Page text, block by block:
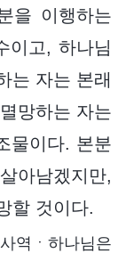
을 이행하는
이고, 하나님
는 자는 본래
망하는 자는
물이다. 본분
아남겠지만,
할 것이다.
역ㆍ하나님은